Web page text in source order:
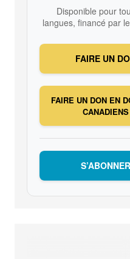
Disponible pour
langues, financé par
FAIRE UN
FAIRE UN DON EN
CANADIENS
S’ABONNER